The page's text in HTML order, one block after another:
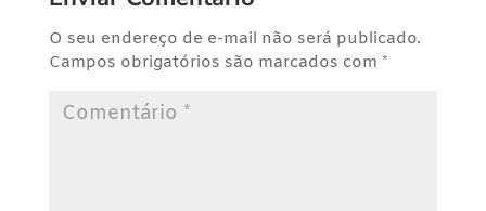
O seu endereço de e-mail não será publicado.
Campos obrigatórios são marcados com *